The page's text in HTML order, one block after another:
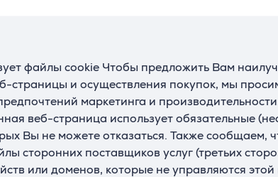
файлы cookie Чтобы предложить Вам
страницы и осуществления покупок, мы
маркетинга и
веб-страница использует обязательные
Вы не можете отказаться. Также сообщаем,
сторонних поставщиков услуг (третьих
или доменов, которые не управляются
- Кабель
Privacy Screen,
Чехол-накладка с
визуальной защиты
EF-NX812PBEGWW
На складе
Цена для друга: